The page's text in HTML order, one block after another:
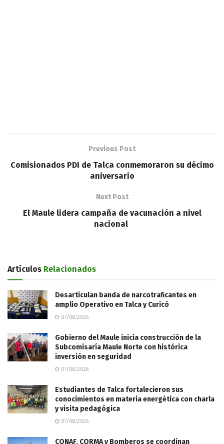
Previous Post
Comisionados PDI de Talca conmemoraron su décimo
aniversario
Next Post
El Maule lidera campaña de vacunación a nivel
nacional
Artículos Relacionados
Desarticulan banda de narcotraficantes en
amplio Operativo en Talca y Curicó
07/08/2026
Gobierno del Maule inicia construcción de la
Subcomisaría Maule Norte con histórica
inversión en seguridad
07/08/2026
Estudiantes de Talca fortalecieron sus
conocimientos en materia energética con charla
y visita pedagógica
07/08/2026
CONAF, CORMA y Bomberos se coordinan